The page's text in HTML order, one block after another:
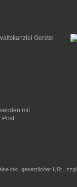
inkl. gesetzlicher USt., zzgl.